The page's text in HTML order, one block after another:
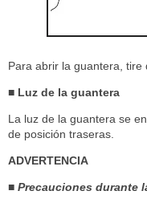
Para abrir la guantera, tire
■ Luz de la guantera
La luz de la guantera se
de posición traseras.
ADVERTENCIA
■ Precauciones durante